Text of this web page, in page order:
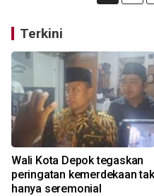
Terkini
Wali Kota Depok tegaskan
peringatan kemerdekaan tak
hanya seremonial